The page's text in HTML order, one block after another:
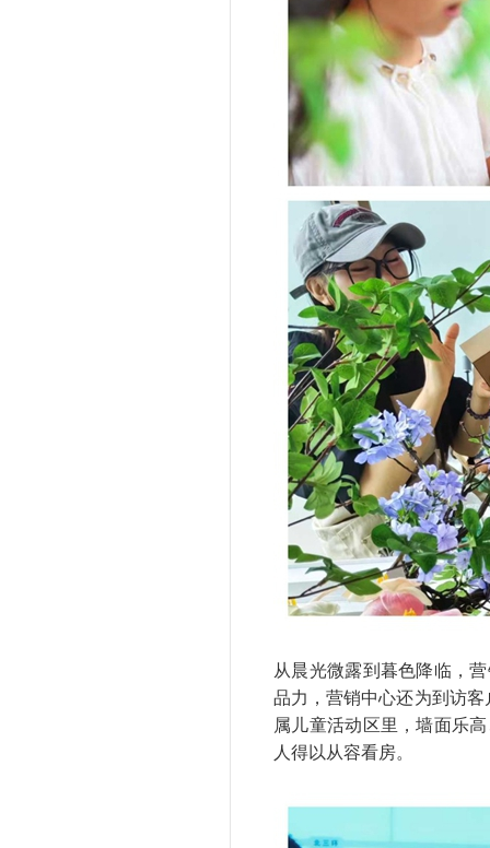
从晨光微露到暮色降临，
品力，营销中心还为到访
属儿童活动区里，墙面乐
人得以从容看房。